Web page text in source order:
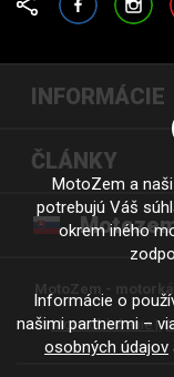
INFORMÁCIE
ČLÁNKY
MotoZem -
Moto oblečenie |
MotoZem a
potrebujú Váš
okrem iného
Informácie o
našimi partnermi –
osobných údajov